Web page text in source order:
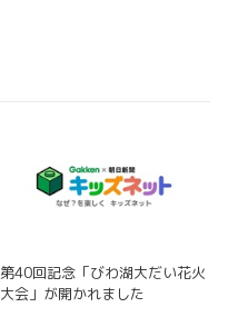
第40回記念「びわ湖大だい花火
大会」が開かれました